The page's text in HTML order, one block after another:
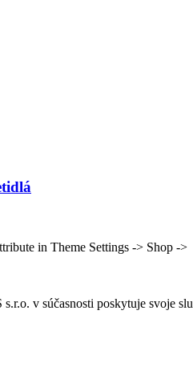
in Theme Settings -> Shop ->
v súčasnosti poskytuje svoje